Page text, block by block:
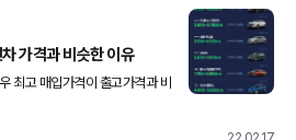
가격과 비슷한 이유
최고 매입가격이 출고가격과 비
격을 나타내고 있다 오호